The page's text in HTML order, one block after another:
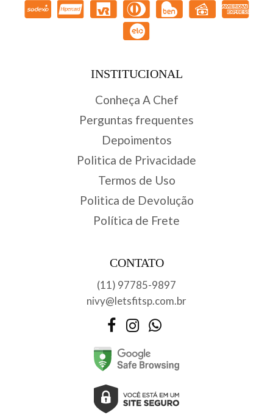
INSTITUCIONAL
Conheça A Chef
Perguntas frequentes
Depoimentos
Politica de Privacidade
Termos de Uso
Politica de Devolução
Política de Frete
CONTATO
(11) 97785-9897
nivy@letsfitsp.com.br
FacebookInstagramWhatsApp